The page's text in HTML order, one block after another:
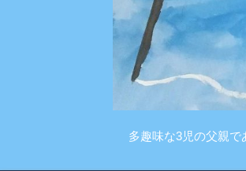
多趣味な3児の父親で